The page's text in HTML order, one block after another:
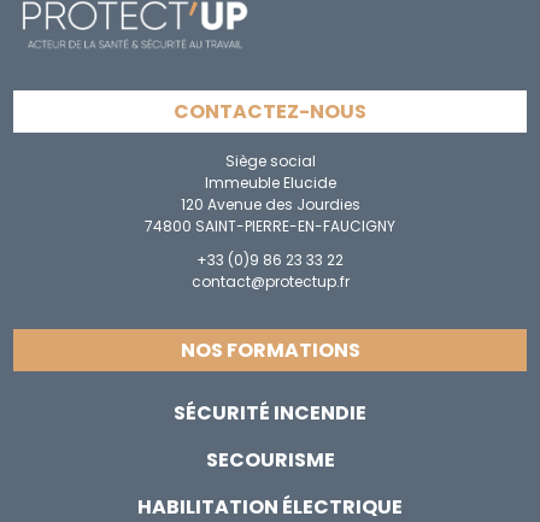
CONTACTEZ-NOUS
Siège social
Immeuble Elucide
120 Avenue des Jourdies
74800 SAINT-PIERRE-EN-FAUCIGNY
+33 (0)9 86 23 33 22
contact@protectup.fr
NOS FORMATIONS
SÉCURITÉ INCENDIE
SECOURISME
HABILITATION ÉLECTRIQUE